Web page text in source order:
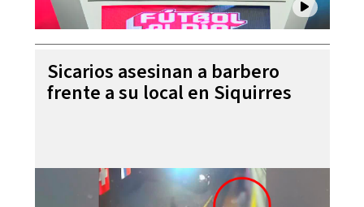
Sicarios asesinan a barbero
frente a su local en Siquirres